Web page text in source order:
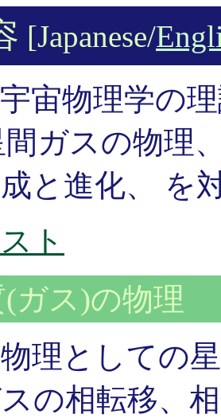
[Japanese/
宙物理学の
ガスの物理
と進化、 を
ト
ガス)の物理
理としての
の相転移、